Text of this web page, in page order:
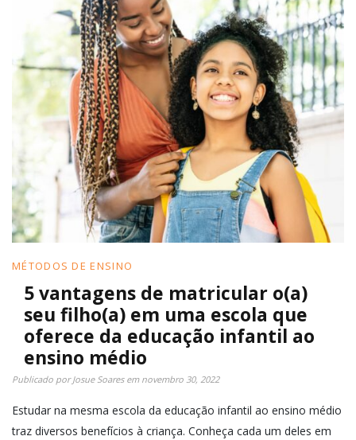
MÉTODOS DE ENSINO
5 vantagens de matricular o(a)
seu filho(a) em uma escola que
oferece da educação infantil ao
ensino médio
Publicado porJosue Soaresem novembro 30, 2022
Estudar na mesma escola da educação infantil ao ensino médio
traz diversos benefícios à criança. Conheça cada um deles em